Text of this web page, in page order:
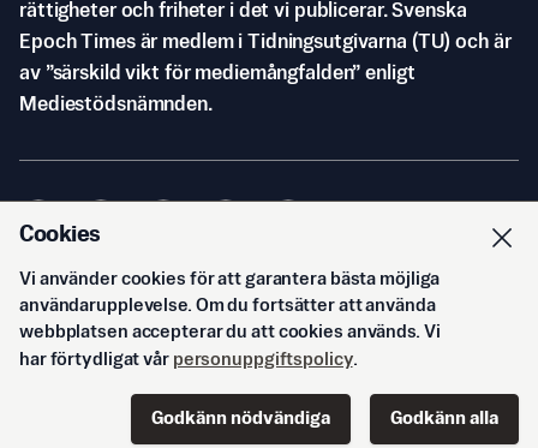
rättigheter och friheter i det vi publicerar. Svenska
Epoch Times är medlem i Tidningsutgivarna (TU) och är
av ”särskild vikt för mediemångfalden” enligt
Mediestödsnämnden.
© Svenska Epoch Times AB2026
Cookies
Vi använder cookies för att garantera bästa möjliga
användarupplevelse. Om du fortsätter att använda
webbplatsen accepterar du att cookies används. Vi
har förtydligat vår personuppgiftspolicy.
Godkänn nödvändiga Godkänn alla